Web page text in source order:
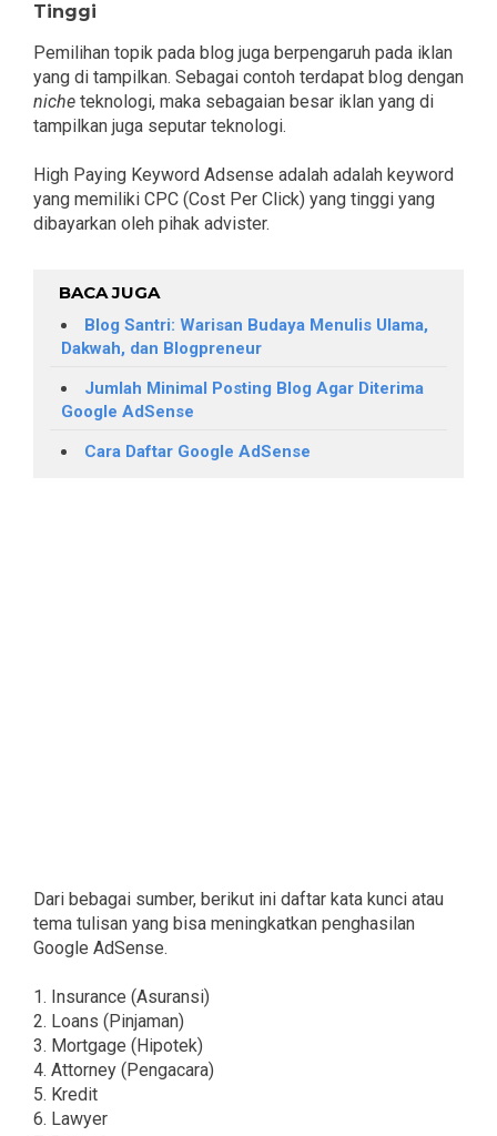
Tinggi
Pemilihan topik pada blog juga berpengaruh pada iklan
yang di tampilkan. Sebagai contoh terdapat blog dengan
niche teknologi, maka sebagaian besar iklan yang di
tampilkan juga seputar teknologi.
High Paying Keyword Adsense adalah adalah keyword
yang memiliki CPC (Cost Per Click) yang tinggi yang
dibayarkan oleh pihak advister.
BACA JUGA
Blog Santri: Warisan Budaya Menulis Ulama,
Dakwah, dan Blogpreneur
Jumlah Minimal Posting Blog Agar Diterima
Google AdSense
Cara Daftar Google AdSense
Dari bebagai sumber, berikut ini daftar kata kunci atau
tema tulisan yang bisa meningkatkan penghasilan
Google AdSense.
1. Insurance (Asuransi)
2. Loans (Pinjaman)
3. Mortgage (Hipotek)
4. Attorney (Pengacara)
5. Kredit
6. Lawyer